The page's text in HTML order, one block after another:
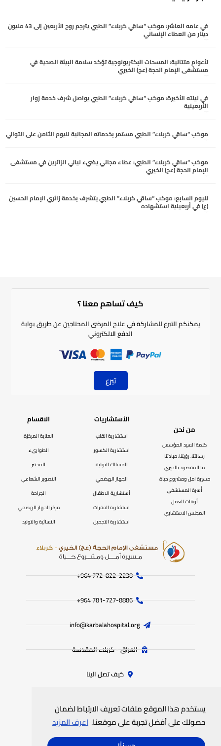
يستخدم هذا الموقع ملفات تعريف الارتباط لضمان
حصولك على أفضل تجربة على موقعنا. اعرف المزيد
في عامه العاشر: موكب “ساقي كربلاء” الطبي يترجم روح الأربعين إلى 43 مليون
دينار من العطاء الإنساني
لأعوامٍ متتالية: المسحات البكتريولوجية تؤكد سلامة البيئة الصحية في
مستشفى الإمام الحجة (عج) الخيري
في ليلته الأخيرة: موكب “ساقي كربلاء” الطبي يواصل شرف خدمة زوار
الأربعينية
موكب “ساقي كربلاء” الطبي مستمر بخدماته المجانية لليوم الثامن على التوالي
موكب “ساقي كربلاء” الطبي: عطاء مجاني يضيء ليالي الزائرين في مستشفى
الإمام الحجة (عج) الخيري
لليوم السابع: موكب “ساقي كربلاء” الطبي يتشرف بخدمة زائري الإمام الحسين
(ع) في أربعينية استشهاده
772-822-2230‏ 964+
781-727-8886 964+
info@karbalahospital.org
العراق - كربلاء المقدسة
كيف تصل الينا
الاقسام
العناية المركزة
الطوارىء
المختبر
التصوير الشعاعي
الجراحة
مركز الجهاز الهضمي
النسائية والتوليد
الأستشاريات
استشارية القلب
استشارية الكسور
المسالك البولية
الجهاز الهضمي
أستشارية الاطفال
استشارية الفقرات
استشارية التجميل
من نحن
كلمة السيد المؤسس
رسالتنا، رؤيتنا، مبادئنا
ما المقصود بالخيري
مسيرة امل ومشروع حياة
أُسرة المستشفى
أوقات العمل
المجلس الاستشاري
كيف تساهم معنا ؟​
يمكنكم التبرع للمشاركة في علاج المرضى المحتاجين عن طريق بوابة
الدفع الالكتروني
تبرع
جميع الحقوق محفوظة لمستشفى الامام الحجة (عج) الخيري© 2025